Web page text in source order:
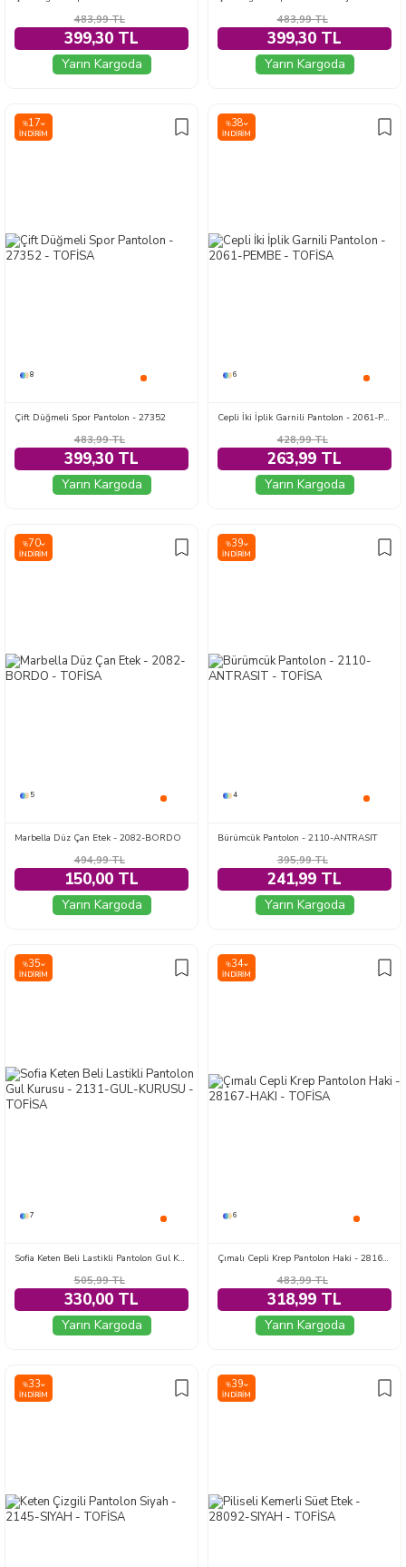
483,99TL
399,30 TL
Yarın Kargoda
483,99TL
399,30 TL
Yarın Kargoda
%17
İNDIRIM
8
Çift Düğmeli Spor Pantolon - 27352
483,99TL
399,30 TL
Yarın Kargoda
%38
İNDIRIM
6
Cepli İki İplik Garnili Pantolon - 2061-PEMBE
428,99TL
263,99 TL
Yarın Kargoda
%70
İNDIRIM
5
Marbella Düz Çan Etek - 2082-BORDO
494,99TL
150,00 TL
Yarın Kargoda
%39
İNDIRIM
4
Bürümcük Pantolon - 2110-ANTRASIT
395,99TL
241,99 TL
Yarın Kargoda
%35
İNDIRIM
7
Sofia Keten Beli Lastikli Pantolon Gul Kurusu - 2131-GUL-KURUSU
505,99TL
330,00 TL
Yarın Kargoda
%34
İNDIRIM
6
Çımalı Cepli Krep Pantolon Haki - 28167-HAKI
483,99TL
318,99 TL
Yarın Kargoda
%33
İNDIRIM
%39
İNDIRIM